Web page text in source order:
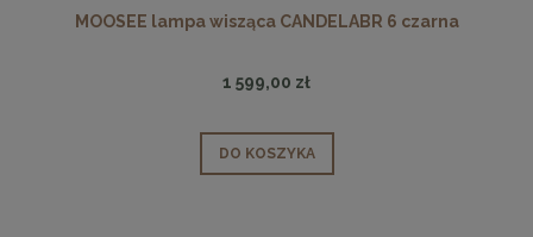
MOOSEE lampa wisząca CANDELABR 6 czarna
1 599,00 zł
DO KOSZYKA